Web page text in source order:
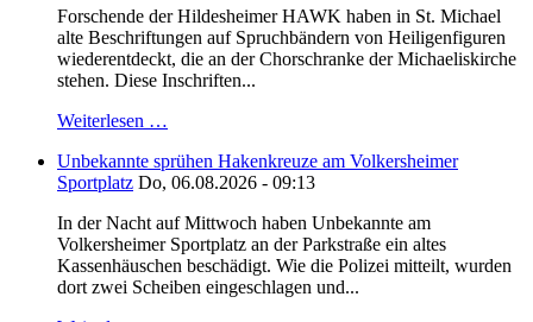
Forschende der Hildesheimer HAWK haben in St. Michael
alte Beschriftungen auf Spruchbändern von Heiligenfiguren
wiederentdeckt, die an der Chorschranke der Michaeliskirche
stehen. Diese Inschriften...
Weiterlesen …
Unbekannte sprühen Hakenkreuze am Volkersheimer
Sportplatz Do, 06.08.2026 - 09:13
In der Nacht auf Mittwoch haben Unbekannte am
Volkersheimer Sportplatz an der Parkstraße ein altes
Kassenhäuschen beschädigt. Wie die Polizei mitteilt, wurden
dort zwei Scheiben eingeschlagen und...